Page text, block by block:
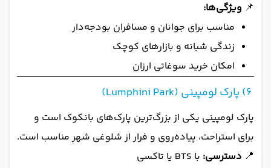
📌 ویژگی‌ها:
مناسب برای جوانان و مسافران بودجه‌دار
زندگی شبانه و بازارهای کوچک
امکان خرید سوغاتی ارزان
پارک لومپینی یکی از بزرگ‌ترین پارک‌های بانکوک است و
برای استراحت، پیاده‌روی و فرار از شلوغی شهر مناسب است.
📍 دسترسی: با BTS یا تاکسی